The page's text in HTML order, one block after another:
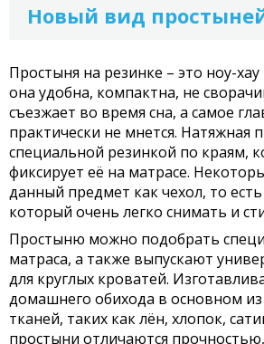
Новый вид
Простыня на резинке – это ноу-
она удобна, компактна, не
съезжает во время сна, а самое
практически не мнется. Натяжная
специальной резинкой по краям,
фиксирует её на матрасе.
данный предмет как чехол, то
который очень легко снимать и
Простыню можно подобрать
матраса, а также выпускают
для круглых кроватей.
домашнего обихода в основном
тканей, таких как лён, хлопок,
простыни отличаются